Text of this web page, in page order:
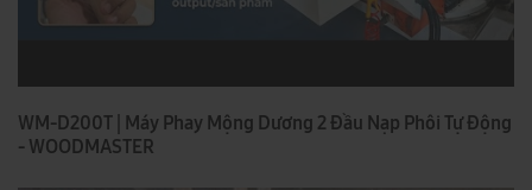
WM-D200T | Máy Phay Mộng Dương 2 Đầu Nạp Phôi Tự Động
- WOODMASTER